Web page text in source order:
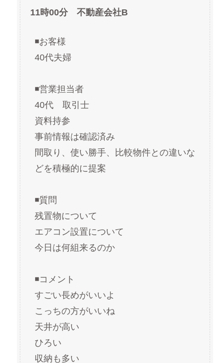
11時00分 不動産会社B
◾️お客様
40代夫婦
◾️営業担当者
40代　取引士
資料持参
事前情報は確認済み
間取り、使い勝手、比較物件との違いな
どを積極的に提案
◾️質問
残置物について
エアコン設置について
今日は何組来るのか
◾️コメント
すごい長めがいいよ
こっちの方がいいね
天井が高い
ひろい
収納も多い